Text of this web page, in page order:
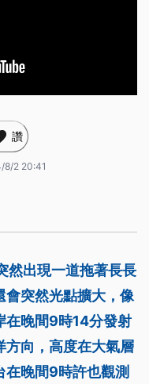
讚
8/2 20:41
然出現一道拖著長長
會突然光點擴大，像
在晚間9時14分發射
方向，高度在大氣層
在晚間9時許也觀測